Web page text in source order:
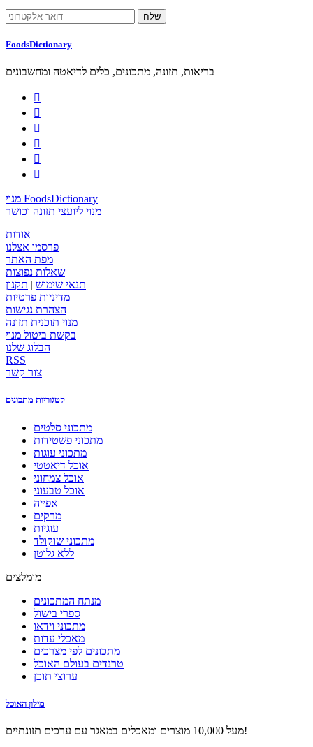
FoodsDictionary
בריאות, תזונה, מתכונים, כלים לדיאטה ומחשבונים






מנוי FoodsDictionary
מנוי ליועצי תזונה וכושר
אודות
פרסמו אצלנו
מפת האתר
שאלות נפוצות
תנאי שימוש | תקנון
מדיניות פרטיות
הצהרת נגישות
מנוי תוכנית תזונה
בקשת ביטול מנוי
הבלוג שלנו
RSS
צור קשר
קטגוריות מתכונים
מתכוני סלטים
מתכוני פשטידות
מתכוני עוגות
אוכל דיאטטי
אוכל צמחוני
אוכל טבעוני
אפייה
מרקים
עוגיות
מתכוני שוקולד
ללא גלוטן
מומלצים
מנתח המתכונים
ספרי בישול
מתכוני וידאו
מאכלי עדות
מתכונים לפי מצרכים
טרנדים בעולם האוכל
ערוצי תוכן
מילון האוכל
מעל 10,000 מוצרים ומאכלים במאגר עם ערכים תזונתיים!